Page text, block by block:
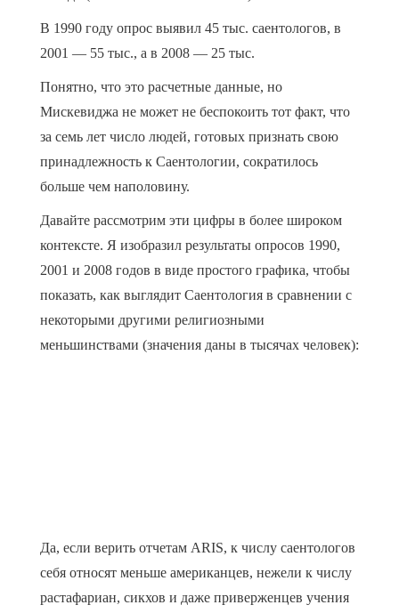
В 1990 году опрос выявил 45 тыс. саентологов, в
2001 — 55 тыс., а в 2008 — 25 тыс.
Понятно, что это расчетные данные, но
Мискевиджа не может не беспокоить тот факт, что
за семь лет число людей, готовых признать свою
принадлежность к Саентологии, сократилось
больше чем наполовину.
Давайте рассмотрим эти цифры в более широком
контексте. Я изобразил результаты опросов 1990,
2001 и 2008 годов в виде простого графика, чтобы
показать, как выглядит Саентология в сравнении с
некоторыми другими религиозными
меньшинствами (значения даны в тысячах человек):
Да, если верить отчетам ARIS, к числу саентологов
себя относят меньше американцев, нежели к числу
растафариан, сикхов и даже приверженцев учения